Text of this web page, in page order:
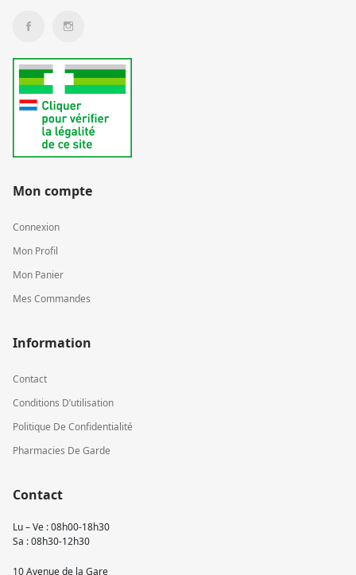
Mon compte
Connexion
Mon Profil
Mon Panier
Mes Commandes
Information
Contact
Conditions D’utilisation
Politique De Confidentialité
Pharmacies De Garde
Contact
Lu – Ve : 08h00-18h30
Sa : 08h30-12h30
10 Avenue de la Gare